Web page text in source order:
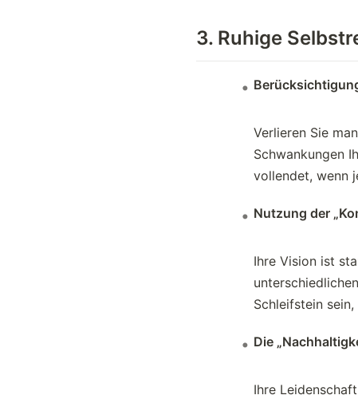
3. Ruhige
Verlieren Sie
Schwankungen
vollendet, wenn
Nutzung der
Ihre Vision ist
Schleifstein
Die
Ihre